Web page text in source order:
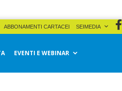
ABBONAMENTI CARTACEI SEIMEDIA
EVENTI E WEBINAR